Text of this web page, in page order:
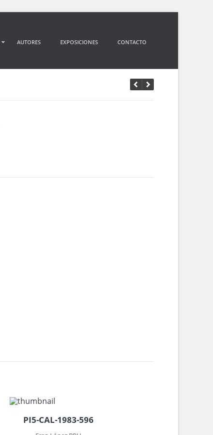
AUTORES EXPOSICIONES CONTACTO
PI5-CAL-1983-596